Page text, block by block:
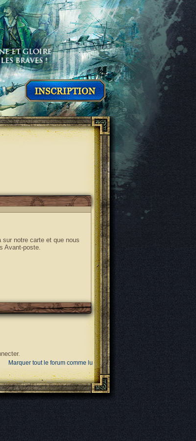
notre carte et que nous
Avant-poste.
Marquer tout le forum comme lu